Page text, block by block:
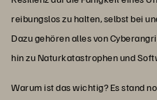
reibungslos zu halten, selbst bei
Dazu gehören alles von
hin zu Naturkatastrophen und
Warum ist das wichtig? Es stand